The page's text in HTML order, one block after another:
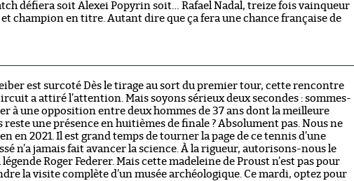
défiera soit Alexei Popyrin soit… Rafael Nadal, treize fois vainqueur
champion en titre. Autant dire que ça fera une chance française de
est surcoté Dès le tirage au sort du premier tour, cette rencontre
a attiré l’attention. Mais soyons sérieux deux secondes : sommes-
à une opposition entre deux hommes de 37 ans dont la meilleure
une présence en huitièmes de finale ? Absolument pas. Nous ne
en 2021. Il est grand temps de tourner la page de ce tennis d’une
n’a jamais fait avancer la science. À la rigueur, autorisons-nous le
Roger Federer. Mais cette madeleine de Proust n’est pas pour
la visite complète d’un musée archéologique. Ce mardi, optez pour